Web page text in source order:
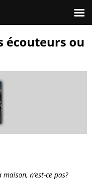
écouteurs ou
n’est-ce pas?